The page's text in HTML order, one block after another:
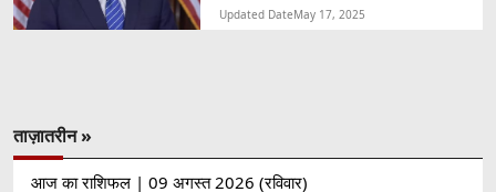
Updated DateMay 17, 2025
ताज़ातरीन »
आज का राशिफल | 09 अगस्त 2026 (रविवार)